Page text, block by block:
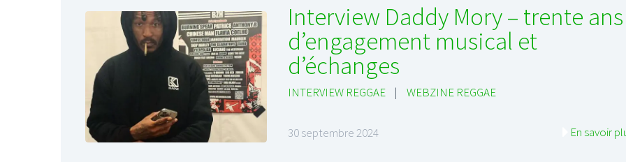
Interview Daddy Mory – trente ans
d’engagement musical et
d’échanges
INTERVIEW REGGAE | WEBZINE REGGAE
30 septembre 2024 En savoir